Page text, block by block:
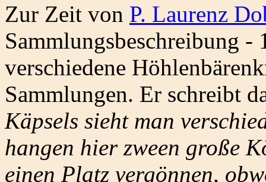
Zur Zeit von P. Laurenz
Sammlungsbeschreibung -
verschiedene
Sammlungen. Er schreibt
Käpsels sieht man
hangen hier zween große
einen Platz vergönnen,